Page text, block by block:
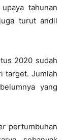
tahunan
turut andil
2020 sudah
target. Jumlah
yang
pertumbuhan